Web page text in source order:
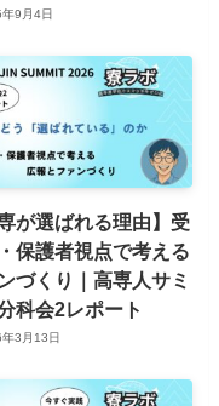
9月4日
専が選ばれる理由】受
保護者視点で考える
づくり｜高専人サミ
科会2レポート
3月13日